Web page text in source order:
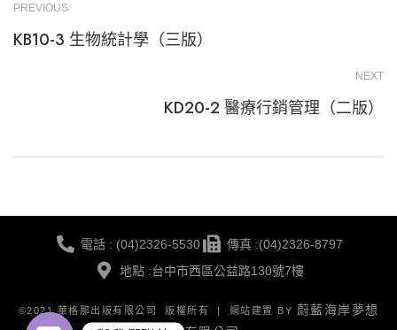
PREVIOUS
KB10-3 生物統計學（三版）
NEXT
KD20-2 醫療行銷管理（二版）
電話 : (04)2326-5530
傳真 :(04)2326-8797
地點 :台中市西區公益路130號7樓
©2021 華格那出版有限公司 版權所有 | 網站建置 BY 蔚藍海岸夢想